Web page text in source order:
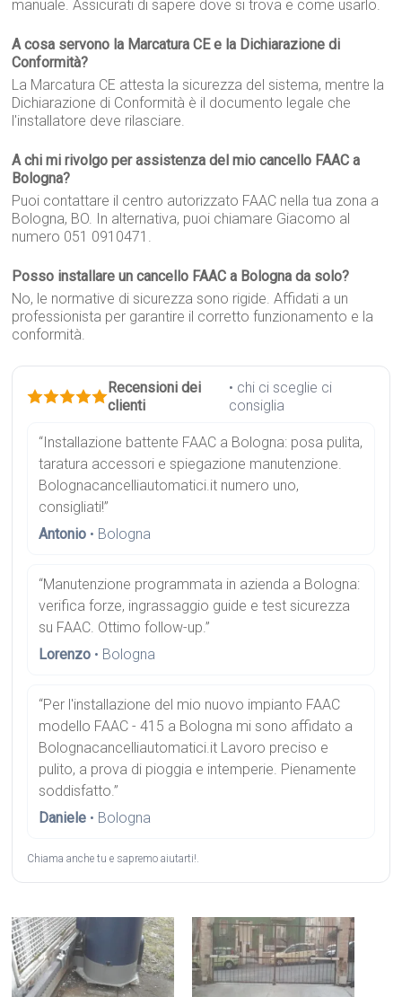
manuale. Assicurati di sapere dove si trova e come usarlo.
A cosa servono la Marcatura CE e la Dichiarazione di
Conformità?
La Marcatura CE attesta la sicurezza del sistema, mentre la
Dichiarazione di Conformità è il documento legale che
l'installatore deve rilasciare.
A chi mi rivolgo per assistenza del mio cancello FAAC a
Bologna?
Puoi contattare il centro autorizzato FAAC nella tua zona a
Bologna, BO. In alternativa, puoi chiamare Giacomo al
numero 051 0910471.
Posso installare un cancello FAAC a Bologna da solo?
No, le normative di sicurezza sono rigide. Affidati a un
professionista per garantire il corretto funzionamento e la
conformità.
Recensioni dei
clienti
• chi ci sceglie ci
consiglia
“Installazione battente FAAC a Bologna: posa pulita,
taratura accessori e spiegazione manutenzione.
Bolognacancelliautomatici.it numero uno,
consigliati!”
Antonio • Bologna
“Manutenzione programmata in azienda a Bologna:
verifica forze, ingrassaggio guide e test sicurezza
su FAAC. Ottimo follow-up.”
Lorenzo • Bologna
“Per l'installazione del mio nuovo impianto FAAC
modello FAAC - 415 a Bologna mi sono affidato a
Bolognacancelliautomatici.it Lavoro preciso e
pulito, a prova di pioggia e intemperie. Pienamente
soddisfatto.”
Daniele • Bologna
Chiama anche tu e sapremo aiutarti!.